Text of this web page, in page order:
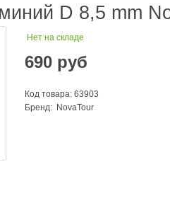
D 8,5 mm
Нет на складе
690 руб
Код товара: 63903
Бренд: NovaTour